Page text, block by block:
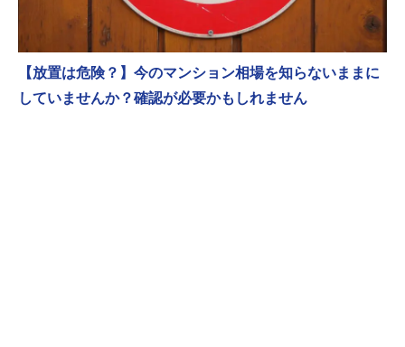
【放置は危険？】今のマンション相場を知らないままに
していませんか？確認が必要かもしれません